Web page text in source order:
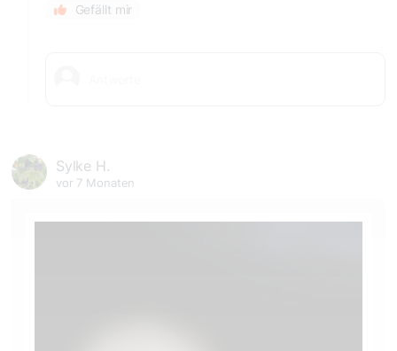
Gefällt mir
Sylke H.
vor 7 Monaten